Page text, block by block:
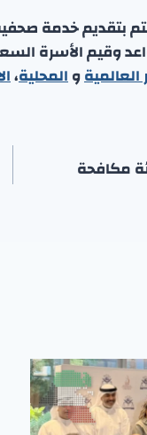
خدمة صحفية
وقيم الأسرة
العالميةوالمحلية،
مكافحة